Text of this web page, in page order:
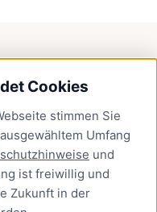
Cookies
stimmen Sie
Umfang
und
ist freiwillig und
Zukunft in der